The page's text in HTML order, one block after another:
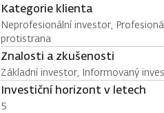
Kategorie klienta
Neprofesionální investor,
protistrana
Znalosti a zkušenosti
Základní investor, Informovaný
Investiční horizont v letech
5